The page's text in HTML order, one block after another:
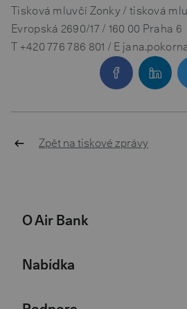
Tisková mluvčí Zonky / tisková
Evropská 2690/17 / 160 00 Praha 6
T +420 776 786 801 / E
Zpět na tiskové zprávy
O Air Bank
O nás
Nabídka